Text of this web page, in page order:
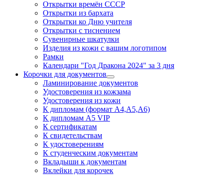
Открытки времён СССР
Открытки из бархата
Открытки ко Дню учителя
Открытки с тиснением
Сувенирные шкатулки
Изделия из кожи с вашим логотипом
Рамки
Календари "Год Дракона 2024" за 3 дня
Корочки для документов
Ламинирование документов
Удостоверения из кожзама
Удостоверения из кожи
К дипломам (формат А4,А5,А6)
К дипломам А5 VIP
К сертификатам
К свидетельствам
К удостоверениям
К студенческим документам
Вкладыши к документам
Вклейки для корочек